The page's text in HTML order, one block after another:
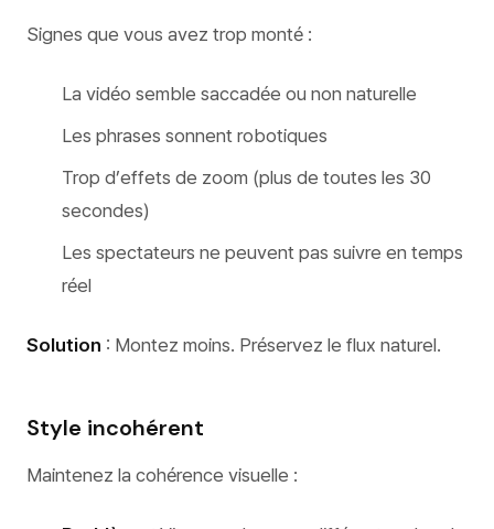
Signes que vous avez trop monté :
La vidéo semble saccadée ou non naturelle
Les phrases sonnent robotiques
Trop d’effets de zoom (plus de toutes les 30
secondes)
Les spectateurs ne peuvent pas suivre en temps
réel
Solution : Montez moins. Préservez le flux naturel.
Style incohérent
Maintenez la cohérence visuelle :